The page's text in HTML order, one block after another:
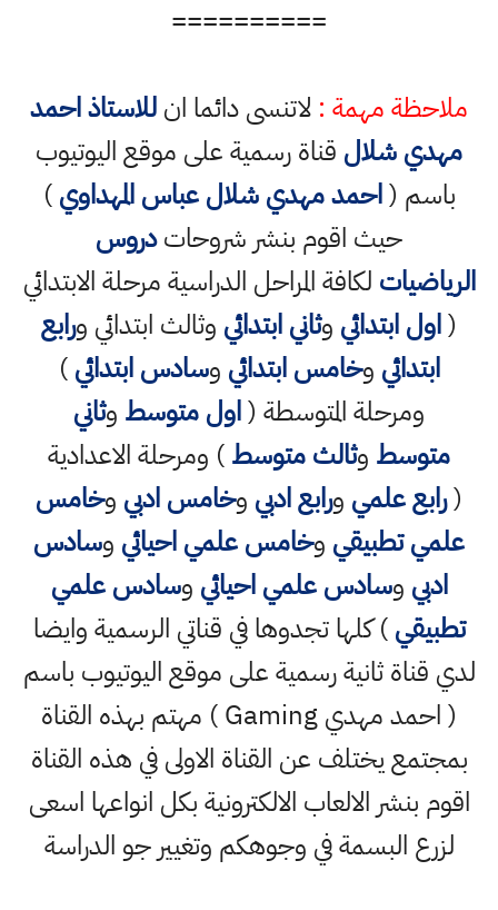
==========
ملاحظة مهمة : لاتنسى دائما انللاستاذ احمد
مهدي شلال قناة رسمية على موقع اليوتيوب
باسم (احمد مهدي شلال عباس المهداوي)
حيث اقوم بنشر شروحاتدروس
الرياضيات لكافة المراحل الدراسية مرحلة الابتدائي
(اول ابتدائي وثاني ابتدائي وثالث ابتدائي ورابع
ابتدائي وخامس ابتدائي وسادس ابتدائي)
ومرحلة المتوسطة (اول متوسط وثاني
متوسط وثالث متوسط) ومرحلة الاعدادية
(رابع علمي ورابع ادبي وخامس ادبي وخامس
علمي تطبيقي وخامس علمي احيائي وسادس
ادبي وسادس علمي احيائي وسادس علمي
تطبيقي) كلها تجدوها في قناتي الرسمية وايضا
لدي قناة ثانية رسمية على موقع اليوتيوب باسم
( احمد مهدي Gaming ) مهتم بهذه القناة
بمجتمع يختلف عن القناة الاولى في هذه القناة
اقوم بنشر الالعاب الالكترونية بكل انواعها اسعى
لزرع البسمة في وجوهكم وتغيير جو الدراسة